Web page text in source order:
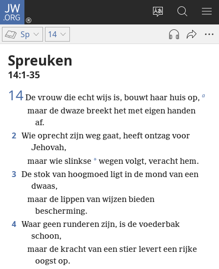
JW.ORG
Taal
site
wijzigen
Inloggen
(opent
venster)
Zoeken
op
JW.ORG
Sp 14
Spreuken
14:1-35
14 De vrouw die echt wijs is, bouwt haar huis op, a
maar de dwaze breekt het met eigen handen
af.
2 Wie oprecht zijn weg gaat, heeft ontzag voor
Jehovah,
maar wie slinkse * wegen volgt, veracht hem.
3 De stok van hoogmoed ligt in de mond van een
dwaas,
maar de lippen van wijzen bieden
bescherming.
4 Waar geen runderen zijn, is de voederbak
schoon,
maar de kracht van een stier levert een rijke
oogst op.